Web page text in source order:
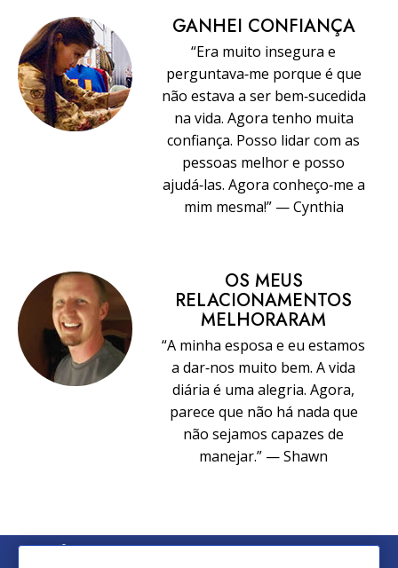
GANHEI CONFIANÇA
“Era muito insegura e
perguntava‑me porque é que
não estava a ser bem‑sucedida
na vida. Agora tenho muita
confiança. Posso lidar com as
pessoas melhor e posso
ajudá‑las. Agora conheço‑me a
mim mesma!” — Cynthia
OS MEUS
RELACIONAMENTOS
MELHORARAM
“A minha esposa e eu estamos
a dar‑nos muito bem. A vida
diária é uma alegria. Agora,
parece que não há nada que
não sejamos capazes de
manejar.” — Shawn